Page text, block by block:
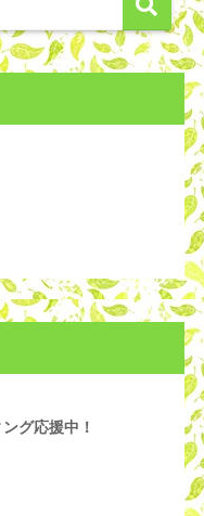
グ応援中！